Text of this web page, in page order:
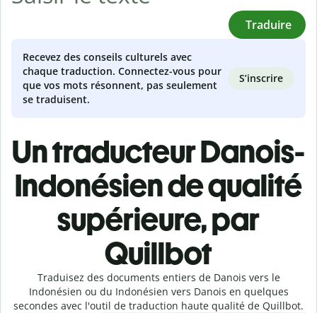
Traduire
Recevez des conseils culturels avec
chaque traduction. Connectez-vous pour
que vos mots résonnent, pas seulement
se traduisent.
S’inscrire
Un traducteur Danois-
Indonésien de qualité
supérieure, par
Quillbot
Traduisez des documents entiers de Danois vers le
Indonésien ou du Indonésien vers Danois en quelques
secondes avec l'outil de traduction haute qualité de Quillbot.